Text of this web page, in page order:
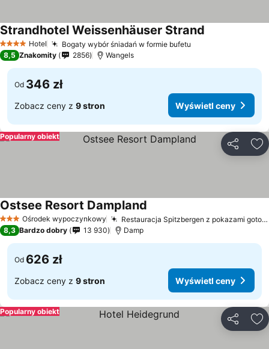
4 KategoriaHotel Bogaty wybór śniadań w formie bufetu
Strandhotel Weissenhäuser Strand
8,5 Znakomity 2856 Wangels
Od 346 zł
Zobacz ceny z 9 stron Wyświetl ceny
Popularny obiekt
3 KategoriaOśrodek wypoczynkowy Restauracja Spitzbergen z pokazami gotowania
Ostsee Resort Dampland
8,3 Bardzo dobry 13 930 Damp
Od 626 zł
Zobacz ceny z 9 stron Wyświetl ceny
Popularny obiekt